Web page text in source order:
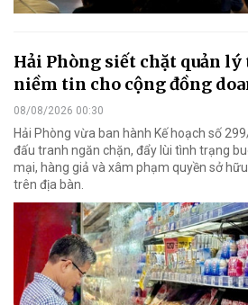
Hải Phòng siết chặt quản
niềm tin cho cộng đồng
08/08/2026 00:30
Hải Phòng vừa ban hành Kế hoạch số
đấu tranh ngăn chặn, đẩy lùi tình trạng
mại, hàng giả và xâm phạm quyền sở
trên địa bàn.